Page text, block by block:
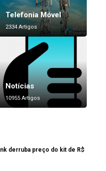
Telefonia Móvel
2334 Artigos
Notícias
10955 Artigos
derruba preço do kit de R$